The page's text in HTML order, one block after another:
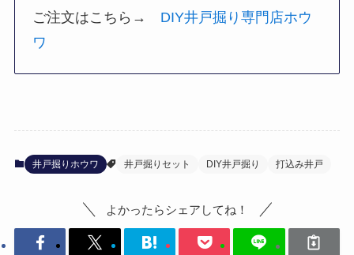
ご注文はこちら→ DIY井戸掘り専門店ホウ
ワ
井戸掘りホウワ 井戸掘りセット DIY井戸掘り 打込み井戸
よかったらシェアしてね！